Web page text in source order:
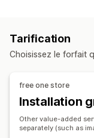
Traitement des lots
Synchronisation
Comptabilité et
Suivi des bénéfices
Tarification
Choisissez le forfait
free one store
Installation
Other value-added
separately (such as